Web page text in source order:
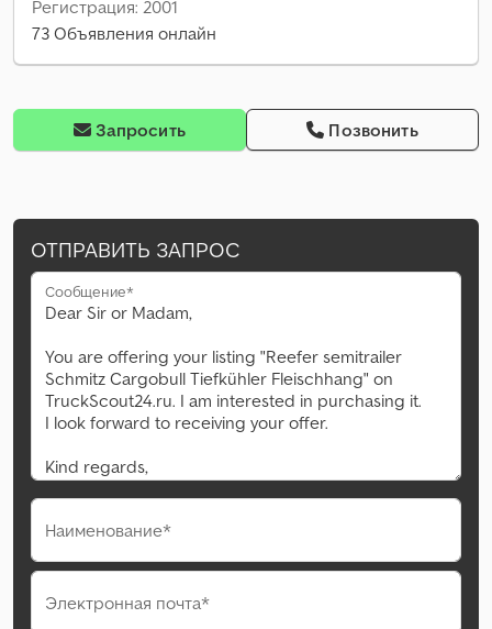
Регистрация: 2001
73 Объявления онлайн
Запросить Позвонить
ОТПРАВИТЬ ЗАПРОС
Сообщение*
Наименование*
Электронная почта*